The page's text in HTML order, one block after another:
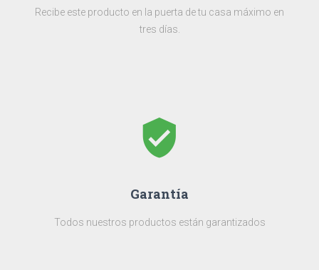
Recibe este producto en la puerta de tu casa máximo en
tres días.
verified_user
Garantía
Todos nuestros productos están garantizados